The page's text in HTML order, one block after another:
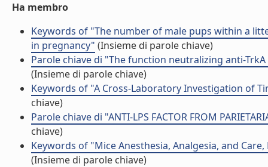
Ha membro
Keywords of "The number of male pups within a
in pregnancy" (Insieme di parole chiave)
Parole chiave di "The function neutralizing anti-
(Insieme di parole chiave)
Keywords of "A Cross-Laboratory Investigation of
chiave)
Parole chiave di "ANTI-LPS FACTOR FROM
chiave)
Keywords of "Mice Anesthesia, Analgesia, and
(Insieme di parole chiave)